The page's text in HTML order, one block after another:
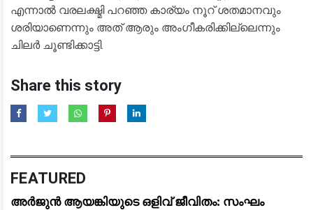
എന്നാൽ വരലക്ഷ്മി പറഞ്ഞ കാര്യം നൂറ് ശതമാനവും
ശരിയാണെന്നും അത് ആരും അംഗീകരിക്കില്ലെന്നും
ചിലർ ചൂണ്ടിക്കാട്ടി.
Share this story
FEATURED
അർജുൻ ആയങ്കിയുടെ ഒളിവ് ജീവിതം: സംഘം